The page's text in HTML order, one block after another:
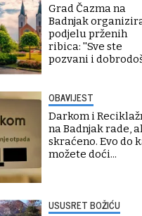
Grad Čazma na
Badnjak
podjelu prženih
ribica: ''Sve ste
pozvani i
OBAVIJEST
Darkom i
na Badnjak rade,
skraćeno. Evo do
možete doći...
USUSRET BOŽIĆU